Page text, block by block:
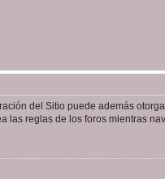
del Sitio puede además
las reglas de los foros mientras